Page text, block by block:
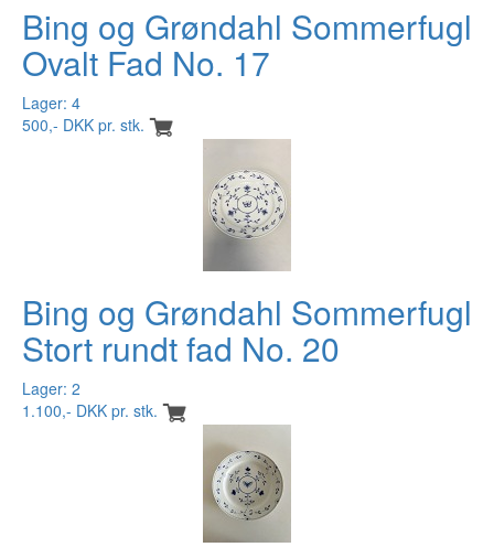
Bing og Grøndahl Sommerfugl
Ovalt Fad No. 17
Lager: 4
500,- DKK pr. stk.
Bing og Grøndahl Sommerfugl
Stort rundt fad No. 20
Lager: 2
1.100,- DKK pr. stk.